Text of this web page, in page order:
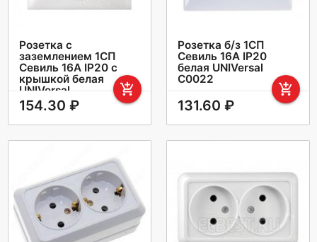
Розетка с
заземлением 1СП
Севиль 16А IP20 с
крышкой белая
UNIVersal
add_shopping_cart
154.30 ₽
Розетка б/з 1СП
Севиль 16А IP20
белая UNIVersal
С0022
add_shopping_cart
131.60 ₽